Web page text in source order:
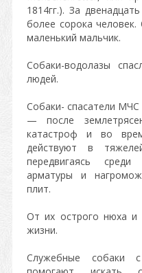
1814гг.). За
более сорока
маленький мальчик.
Собаки-водолазы
людей.
Собаки- спасатели
— после
катастроф и во
действуют в
передвигаясь
арматуры и
плит.
От их острого нюха и
жизни.
Служебные собаки